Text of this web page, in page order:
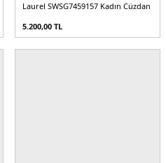
Laurel SWSG7459157 Kadın Cüzdan
5.200,00 TL